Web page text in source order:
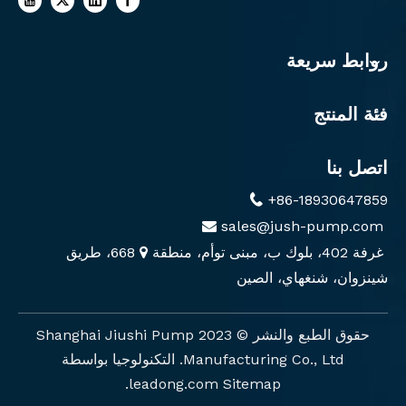
روابط سريعة
فئة المنتج
اتصل بنا
 +86-18930647859
sales@jush-pump.com

غرفة 402، بلوك ب، مبنى توأم، منطقة 
668، طريق
شينزوان، شنغهاي، الصين
حقوق الطبع والنشر ©️ 2023 Shanghai Jiushi Pump
Manufacturing Co., Ltd. التكنولوجيا بواسطة
leadong.com Sitemap
.